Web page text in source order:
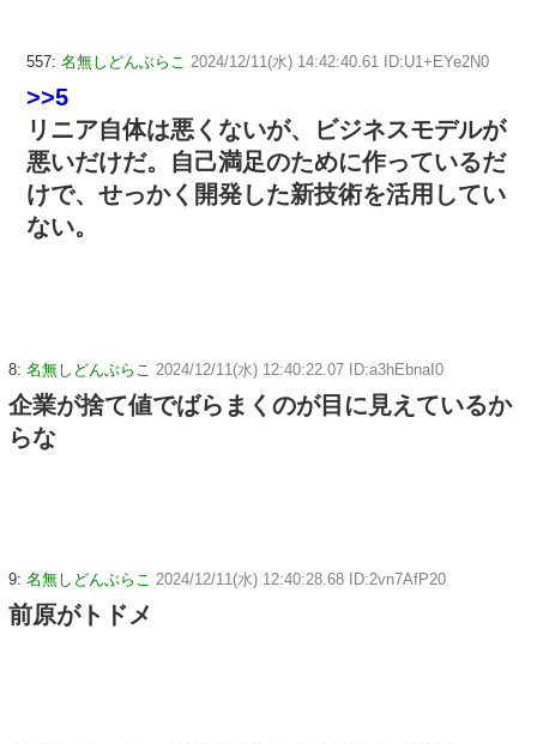
557: 名無しどんぶらこ 2024/12/11(水) 14:42:40.61 ID:U1+EYe2N0
>>5
リニア自体は悪くないが、ビジネスモデルが
悪いだけだ。自己満足のために作っているだ
けで、せっかく開発した新技術を活用してい
ない。
8: 名無しどんぶらこ 2024/12/11(水) 12:40:22.07 ID:a3hEbnaI0
企業が捨て値でばらまくのが目に見えているか
らな
9: 名無しどんぶらこ 2024/12/11(水) 12:40:28.68 ID:2vn7AfP20
前原がトドメ